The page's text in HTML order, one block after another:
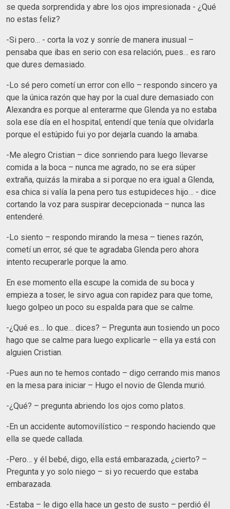
se queda sorprendida y abre los ojos impresionada - ¿Qué
no estas feliz?
-Si pero… - corta la voz y sonríe de manera inusual –
pensaba que ibas en serio con esa relación, pues… es raro
que dures demasiado.
-Lo sé pero cometí un error con ello – respondo sincero ya
que la única razón que hay por la cual dure demasiado con
Alexandra es porque al enterarme que Glenda ya no estaba
sola ese día en el hospital, entendí que tenía que olvidarla
porque el estúpido fui yo por dejarla cuando la amaba.
-Me alegro Cristian – dice sonriendo para luego llevarse
comida a la boca – nunca me agrado, no se era súper
extraña, quizás la miraba a si porque no era igual a Glenda,
esa chica si valía la pena pero tus estupideces hijo… - dice
cortando la voz para suspirar decepcionada – nunca las
entenderé.
-Lo siento – respondo mirando la mesa – tienes razón,
cometí un error, sé que te agradaba Glenda pero ahora
intento recuperarle porque la amo.
En ese momento ella escupe la comida de su boca y
empieza a toser, le sirvo agua con rapidez para que tome,
luego golpeo un poco su espalda para que se calme.
-¿Qué es… lo que… dices? – Pregunta aun tosiendo un poco
hago que se calme para luego explicarle – ella ya está con
alguien Cristian.
-Pues aun no te hemos contado – digo cerrando mis manos
en la mesa para iniciar – Hugo el novio de Glenda murió.
-¿Qué? – pregunta abriendo los ojos como platos.
-En un accidente automovilístico – respondo haciendo que
ella se quede callada.
-Pero… y él bebé, digo, ella está embarazada, ¿cierto? –
Pregunta y yo solo niego – si yo recuerdo que estaba
embarazada.
-Estaba – le digo ella hace un gesto de susto – perdió él